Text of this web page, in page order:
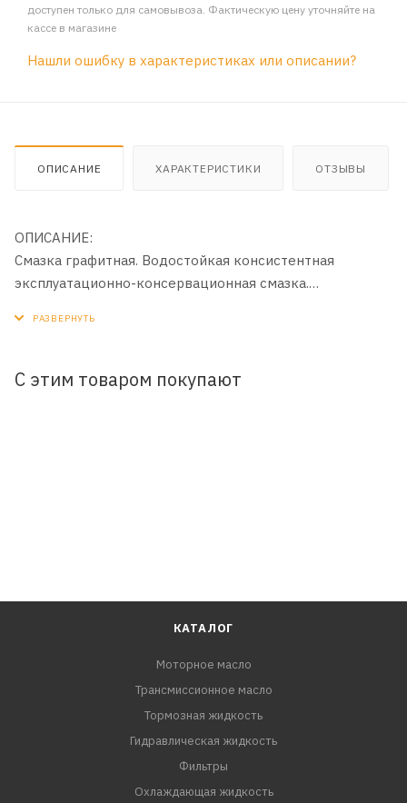
доступен только для самовывоза. Фактическую цену уточняйте на
кассе в магазине
Нашли ошибку в характеристиках или описании?
ОПИСАНИЕ ХАРАКТЕРИСТИКИ ОТЗЫВЫ
ОПИСАНИЕ:
Смазка графитная. Водостойкая консистентная
эксплуатационно-консервационная смазка.
ПРИМЕНЕНИЕ:
противозадирными свойствами.
С этим товаром покупают
КАТАЛОГ
Моторное масло
Трансмиссионное масло
Тормозная жидкость
Гидравлическая жидкость
Фильтры
Охлаждающая жидкость